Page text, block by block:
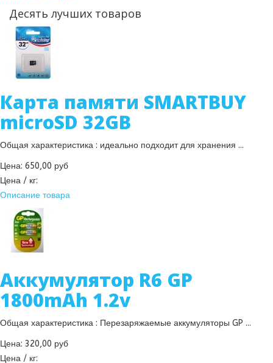
Десять лучших товаров
Карта памяти SMARTBUY
microSD 32GB
Общая характеристика : идеально подходит для хранения ...
Цена: 650,00 руб
Цена / кг:
Описание товара
Аккумулятор R6 GP
1800mAh 1.2v
Общая характеристика : Перезаряжаемые аккумуляторы GP ...
Цена: 320,00 руб
Цена / кг: